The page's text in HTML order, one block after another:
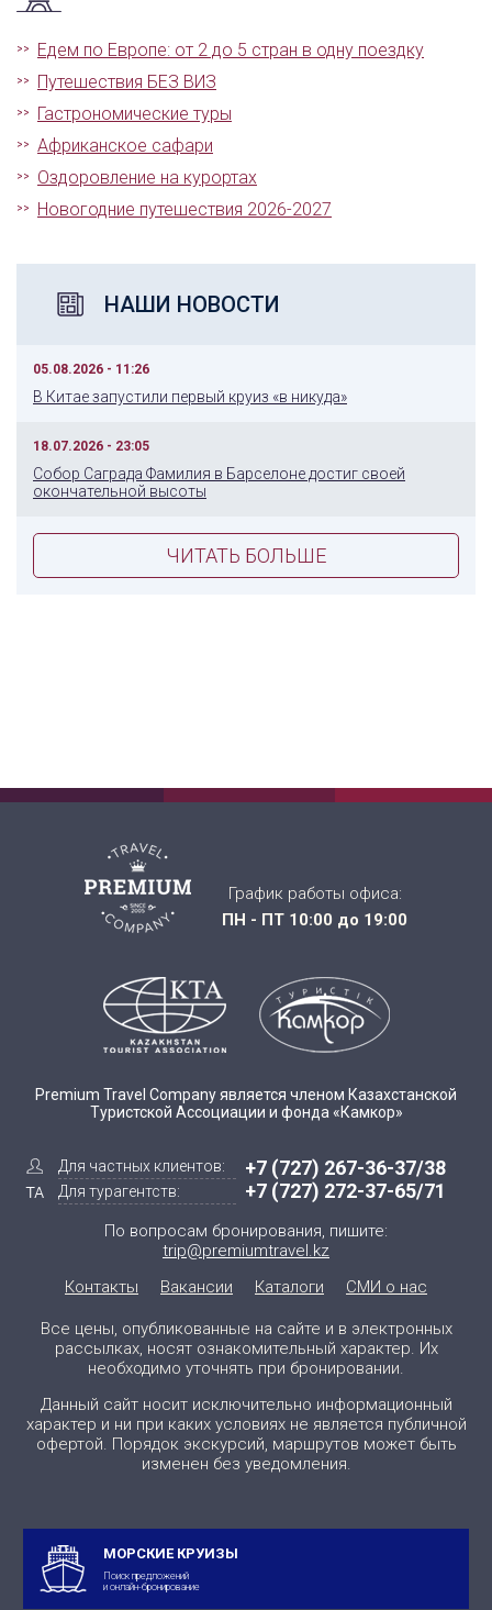
Едем по Европе: от 2 до 5 стран в одну поездку
Путешествия БЕЗ ВИЗ
Гастрономические туры
Африканское сафари
Оздоровление на курортах
Новогодние путешествия 2026-2027
НАШИ НОВОСТИ
05.08.2026 - 11:26
В Китае запустили первый круиз «в никуда»
18.07.2026 - 23:05
Собор Саграда Фамилия в Барселоне достиг своей
окончательной высоты
ЧИТАТЬ БОЛЬШЕ
График работы офиса:
ПН - ПТ 10:00 до 19:00
Premium Travel Company является членом Казахстанской
Туристской Ассоциации и фонда «Камкор»
Для частных клиентов:
Для турагентств:
+7 (727) 267-36-37/38
+7 (727) 272-37-65/71
По вопросам бронирования, пишите:
trip@premiumtravel.kz
Контакты
Вакансии Каталоги СМИ о нас
Все цены, опубликованные на сайте и в электронных
рассылках, носят ознакомительный характер. Их
необходимо уточнять при бронировании.
Данный сайт носит исключительно информационный
характер и ни при каких условиях не является публичной
офертой. Порядок экскурсий, маршрутов может быть
изменен без уведомления.
МОРСКИЕ КРУИЗЫ
Поиск предложений
и онлайн-бронирование